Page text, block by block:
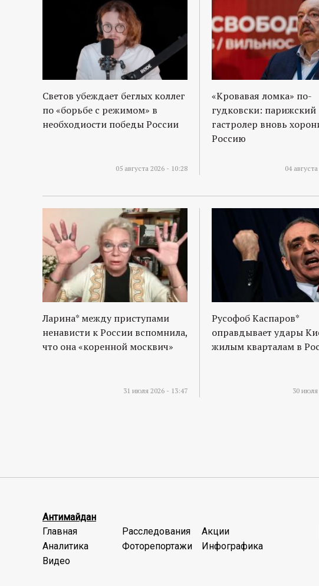
Светов убеждает беглых коллег
по «борьбе с режимом» в
необходиости победы России
05 августа 2026 - 10:28
«Кровавая ломка» по-
гудковски: парижский
гастролер вновь
Россию
04
Ларина* между приступами
ненависти к России вспомнила,
что она «коренной москвич»
31 июля 2026 - 13:47
Русофоб Каспаров*
оправдывает удары
жилым кварталам в
30 июля
Антимайдан
Главная
Расследования
Акции
Аналитика
Фоторепортажи
Инфографика
Видео